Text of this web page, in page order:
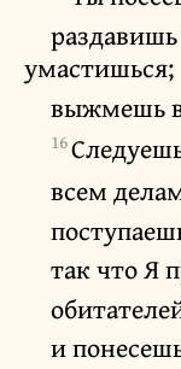
умастишься;
выжмешь
16
всем
так что Я
и